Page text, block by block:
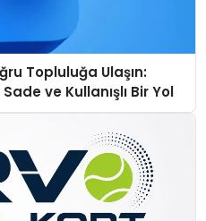
Topluluğa Ulaşın:
ve Kullanışlı Bir Yol